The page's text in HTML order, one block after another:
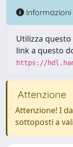
Informazioni
Utilizza
link a questo
https://
Attenzione
Attenzione! I
sottoposti a